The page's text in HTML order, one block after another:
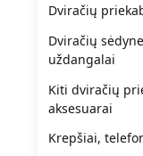
Dviračių
Dviračių
uždangalai
Kiti dviračių
aksesuarai
Krepšiai,